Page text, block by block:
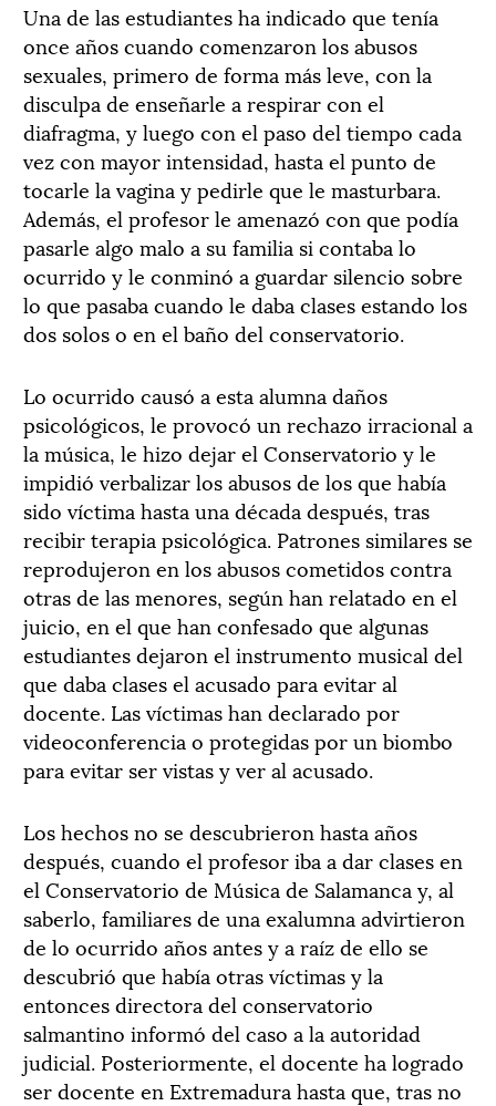
Una de las estudiantes ha indicado que tenía
once años cuando comenzaron los abusos
sexuales, primero de forma más leve, con la
disculpa de enseñarle a respirar con el
diafragma, y luego con el paso del tiempo cada
vez con mayor intensidad, hasta el punto de
tocarle la vagina y pedirle que le masturbara.
Además, el profesor le amenazó con que podía
pasarle algo malo a su familia si contaba lo
ocurrido y le conminó a guardar silencio sobre
lo que pasaba cuando le daba clases estando los
dos solos o en el baño del conservatorio.
Lo ocurrido causó a esta alumna daños
psicológicos, le provocó un rechazo irracional a
la música, le hizo dejar el Conservatorio y le
impidió verbalizar los abusos de los que había
sido víctima hasta una década después, tras
recibir terapia psicológica. Patrones similares se
reprodujeron en los abusos cometidos contra
otras de las menores, según han relatado en el
juicio, en el que han confesado que algunas
estudiantes dejaron el instrumento musical del
que daba clases el acusado para evitar al
docente. Las víctimas han declarado por
videoconferencia o protegidas por un biombo
para evitar ser vistas y ver al acusado.
Los hechos no se descubrieron hasta años
después, cuando el profesor iba a dar clases en
el Conservatorio de Música de Salamanca y, al
saberlo, familiares de una exalumna advirtieron
de lo ocurrido años antes y a raíz de ello se
descubrió que había otras víctimas y la
entonces directora del conservatorio
salmantino informó del caso a la autoridad
judicial. Posteriormente, el docente ha logrado
ser docente en Extremadura hasta que, tras no